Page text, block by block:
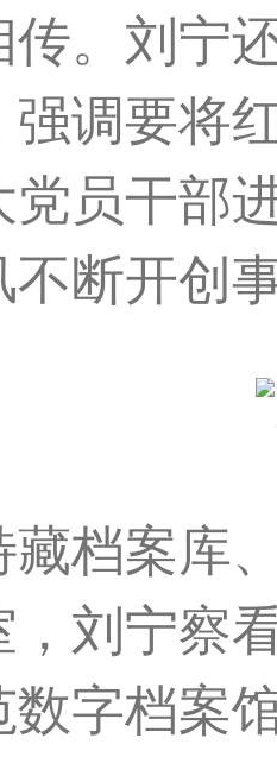
传。刘宁
强调要将
党员干部
不断开创
案库、
，刘宁察
数字档案